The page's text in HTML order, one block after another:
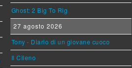
Ghost: 2 Big To Rig
27 agosto 2026
Tony - Diario di un giovane cuoco
Il Cileno